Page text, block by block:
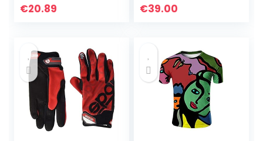
van de Houding
€20.89 €39.00